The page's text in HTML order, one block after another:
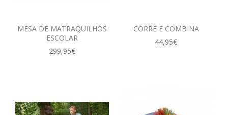
MESA DE MATRAQUILHOS
ESCOLAR
299,95€
CORRE E COMBINA
44,95€